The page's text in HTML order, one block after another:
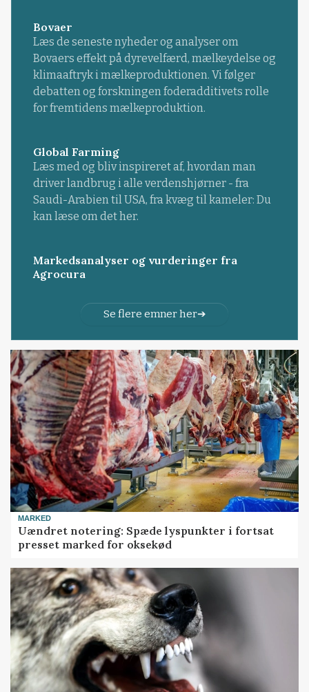
Bovaer
Læs de seneste nyheder og analyser om
Bovaers effekt på dyrevelfærd, mælkeydelse og
klimaaftryk i mælkeproduktionen. Vi følger
debatten og forskningen foderadditivets rolle
for fremtidens mælkeproduktion.
Global Farming
Læs med og bliv inspireret af, hvordan man
driver landbrug i alle verdenshjørner - fra
Saudi-Arabien til USA, fra kvæg til kameler: Du
kan læse om det her.
Markedsanalyser og vurderinger fra
Agrocura
Se flere emner her
MARKED
Uændret notering: Spæde lyspunkter i fortsat
presset marked for oksekød